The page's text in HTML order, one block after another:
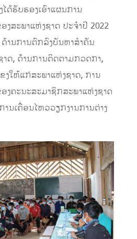
ດ້ຮັບຮອງເອົາແຜນການ
ງສະພາແຫ່ງຊາດ ປະຈໍາປີ 2022
ານການຕົກລົງບັນຫາສໍາຄັນ
ດ, ດ້ານການຕິດຕາມກວດກາ,
ງໃຫ້ແກ່ສະພາແຫ່ງຊາດ, ການ
ງຄະນະສະມາຊິກສະພາແຫ່ງຊາດ
ານເຄື່ອນໄຫວວຽກງານການຕ່າງ